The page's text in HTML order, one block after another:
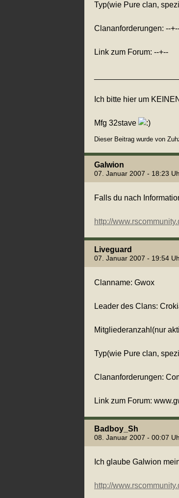
Typ(wie Pure clan,
Clananforderungen: --
Link zum Forum: --+--
Ich bitte hier um
Mfg 32stave
Dieser Beitrag wurde von
Galwion
07. Januar 2007 - 18:23
Falls du nach
http://
Liveguard
07. Januar 2007 - 19:54
Clanname: Gwox
Leader des Clans:
Mitgliederanzahl(nur
Typ(wie Pure clan,
Clananforderungen:
Link zum Forum:
Badboy_Sh
08. Januar 2007 - 00:07
Ich glaube Galwion
http://